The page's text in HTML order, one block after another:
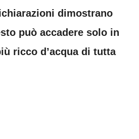
dimostrano
può accadere solo in
ricco d’acqua di tutta